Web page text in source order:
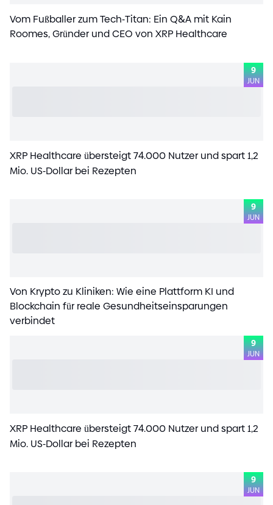
Vom Fußballer zum Tech-Titan: Ein Q&A mit Kain
Roomes, Gründer und CEO von XRP Healthcare
9
JUN
XRP Healthcare übersteigt 74.000 Nutzer und spart 1,2
Mio. US-Dollar bei Rezepten
9
JUN
Von Krypto zu Kliniken: Wie eine Plattform KI und
Blockchain für reale Gesundheitseinsparungen
verbindet
9
JUN
XRP Healthcare übersteigt 74.000 Nutzer und spart 1,2
Mio. US-Dollar bei Rezepten
9
JUN